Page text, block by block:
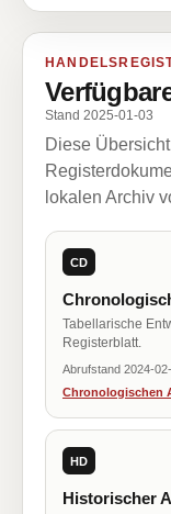
Stand 2025-01-03
Diese
lokalen Archiv
CD
Tabellarische
Registerblatt.
Abrufstand 2024-
Chronologischen
HD
Historischer